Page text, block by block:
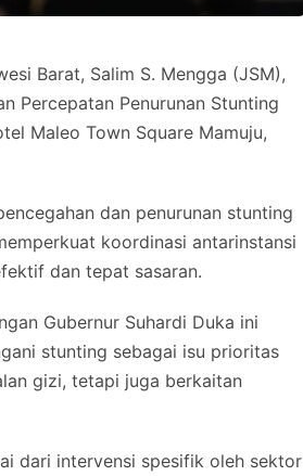
Barat, Salim S. Mengga (JSM),
Percepatan Penurunan Stunting
Maleo Town Square Mamuju,
dan penurunan stunting
koordinasi antarinstansi
dan tepat sasaran.
Gubernur Suhardi Duka ini
stunting sebagai isu prioritas
gizi, tetapi juga berkaitan
dari intervensi spesifik oleh sektor